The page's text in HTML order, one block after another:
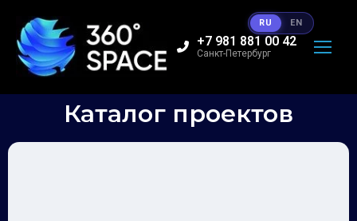
+7 981 881 00 42
Санкт-Петербург
Каталог проектов
RU EN